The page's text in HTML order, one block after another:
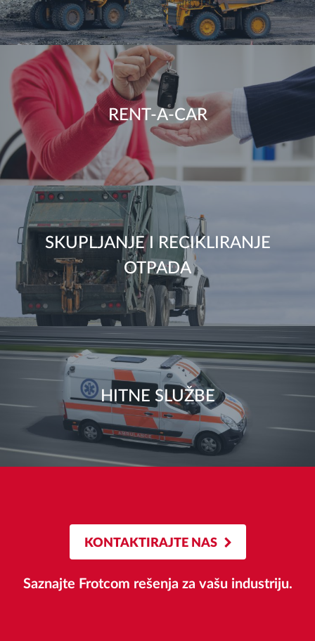
RENT-A-CAR
SKUPLJANJE I RECIKLIRANJE
OTPADA
HITNE SLUŽBE
KONTAKTIRAJTE NAS
Saznajte Frotcom rešenja za vašu industriju.